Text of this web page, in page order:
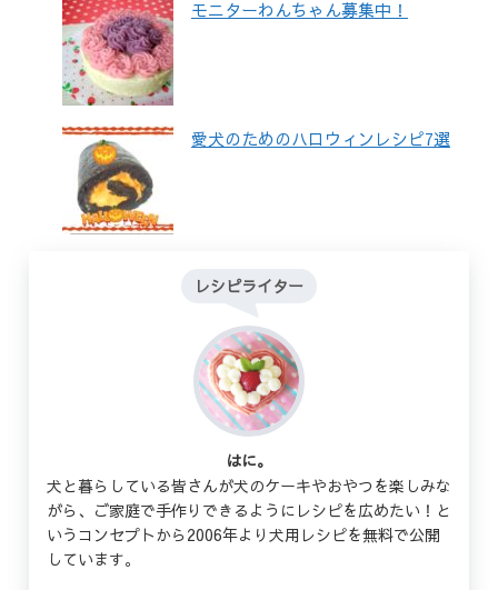
モニターわんちゃん募集中！
愛犬のためのハロウィンレシピ7選
レシピライター
はに。
犬と暮らしている皆さんが犬のケーキやおやつを楽しみな
がら、ご家庭で手作りできるようにレシピを広めたい！と
いうコンセプトから2006年より犬用レシピを無料で公開
しています。